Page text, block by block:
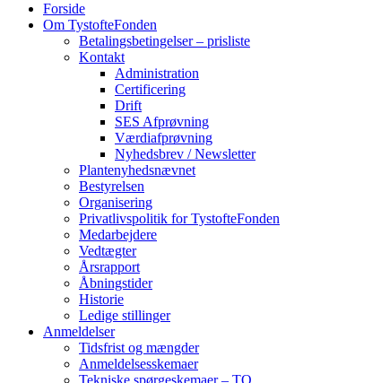
Forside
Om TystofteFonden
Betalingsbetingelser – prisliste
Kontakt
Administration
Certificering
Drift
SES Afprøvning
Værdiafprøvning
Nyhedsbrev / Newsletter
Plantenyhedsnævnet
Bestyrelsen
Organisering
Privatlivspolitik for TystofteFonden
Medarbejdere
Vedtægter
Årsrapport
Åbningstider
Historie
Ledige stillinger
Anmeldelser
Tidsfrist og mængder
Anmeldelsesskemaer